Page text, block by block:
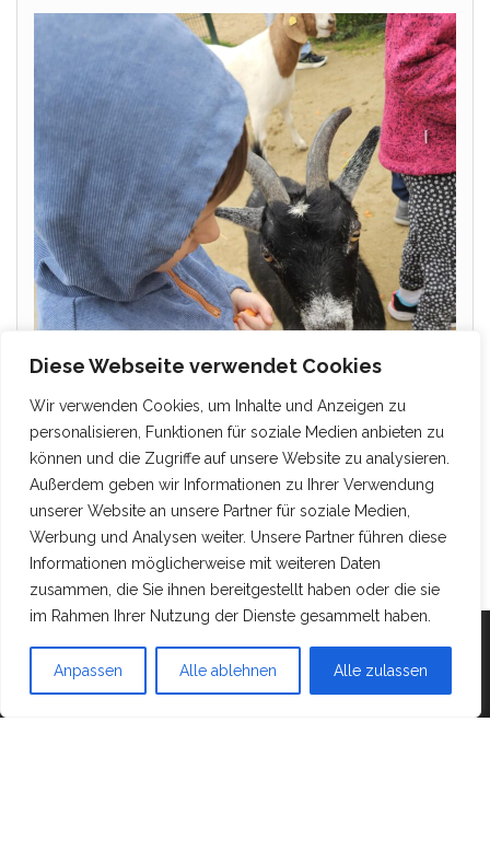
Diese Webseite verwendet Cookies
Wir verwenden Cookies, um Inhalte und Anzeigen zu
personalisieren, Funktionen für soziale Medien anbieten zu
können und die Zugriffe auf unsere Website zu analysieren.
Außerdem geben wir Informationen zu Ihrer Verwendung
unserer Website an unsere Partner für soziale Medien,
Werbung und Analysen weiter. Unsere Partner führen diese
Informationen möglicherweise mit weiteren Daten
zusammen, die Sie ihnen bereitgestellt haben oder die sie
im Rahmen Ihrer Nutzung der Dienste gesammelt haben.
Anpassen Alle ablehnen Alle zulassen
Mit Stolz präsentiert vonWordPress |Theme:Head
Blog